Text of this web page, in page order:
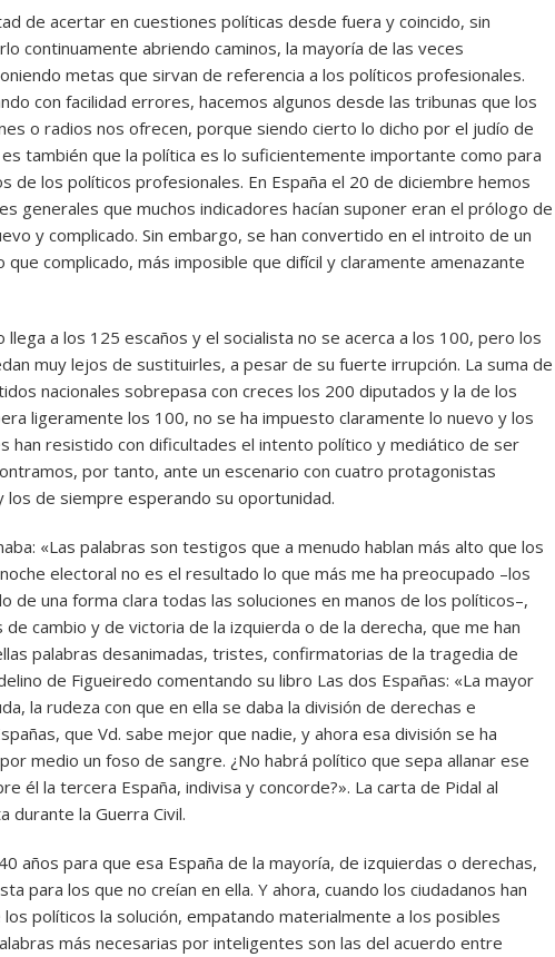
de acertar en cuestiones políticas desde fuera y coincido, sin
continuamente abriendo caminos, la mayoría de las veces
metas que sirvan de referencia a los políticos profesionales.
con facilidad errores, hacemos algunos desde las tribunas que los
o radios nos ofrecen, porque siendo cierto lo dicho por el judío de
también que la política es lo suficientemente importante como para
de los políticos profesionales. En España el 20 de diciembre hemos
generales que muchos indicadores hacían suponer eran el prólogo de
y complicado. Sin embargo, se han convertido en el introito de un
que complicado, más imposible que difícil y claramente amenazante
llega a los 125 escaños y el socialista no se acerca a los 100, pero los
muy lejos de sustituirles, a pesar de su fuerte irrupción. La suma de
nacionales sobrepasa con creces los 200 diputados y la de los
ligeramente los 100, no se ha impuesto claramente lo nuevo y los
han resistido con dificultades el intento político y mediático de ser
por tanto, ante un escenario con cuatro protagonistas
los de siempre esperando su oportunidad.
«Las palabras son testigos que a menudo hablan más alto que los
electoral no es el resultado lo que más me ha preocupado –los
de una forma clara todas las soluciones en manos de los políticos–,
de cambio y de victoria de la izquierda o de la derecha, que me han
palabras desanimadas, tristes, confirmatorias de la tragedia de
de Figueiredo comentando su libro Las dos Españas: «La mayor
la rudeza con que en ella se daba la división de derechas e
que Vd. sabe mejor que nadie, y ahora esa división se ha
medio un foso de sangre. ¿No habrá político que sepa allanar ese
él la tercera España, indivisa y concorde?». La carta de Pidal al
durante la Guerra Civil.
años para que esa España de la mayoría, de izquierdas o derechas,
para los que no creían en ella. Y ahora, cuando los ciudadanos han
políticos la solución, empatando materialmente a los posibles
más necesarias por inteligentes son las del acuerdo entre